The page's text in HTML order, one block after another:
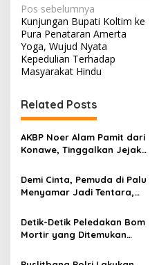
N
a
v
i
a
s
i
o
Pos sebelumnya
Kunjungan Bupati Koltim ke
Pura Penataran Amerta
Yoga, Wujud Nyata
Kepedulian Terhadap
Masyarakat Hindu
Related Posts
AKBP Noer Alam Pamit dari
Konawe, Tinggalkan Jejak
Mendalam di Hati
Masyarakat
Demi Cinta, Pemuda di Palu
Menyamar Jadi Tentara,
Suneo”
Detik-Detik Peledakan Bom
Mortir yang Ditemukan
oleh Tim Gegana Polda